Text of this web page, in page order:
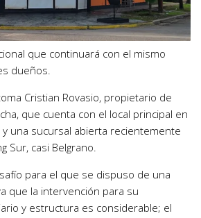
que continuará con el mismo
dueños.
Cristian Rovasio, propietario de
que cuenta con el local principal en
una sucursal abierta recientemente
Sur, casi Belgrano.
para el que se dispuso de una
que la intervención para su
y estructura es considerable; el